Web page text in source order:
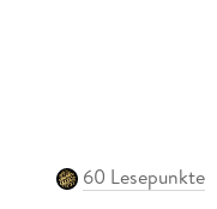
60 Lesepunkte